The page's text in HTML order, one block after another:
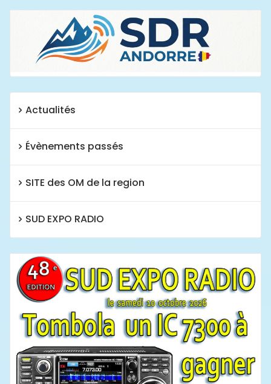
Actualités
Évènements passés
SITE des OM de la region
SUD EXPO RADIO